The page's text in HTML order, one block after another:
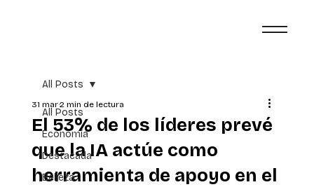
All Posts
Economía
Destacada
Belleza
All Posts
El 53% de los líderes prevé
que la IA actúe como
herramienta de apoyo en el
31 mar2 min de lectura